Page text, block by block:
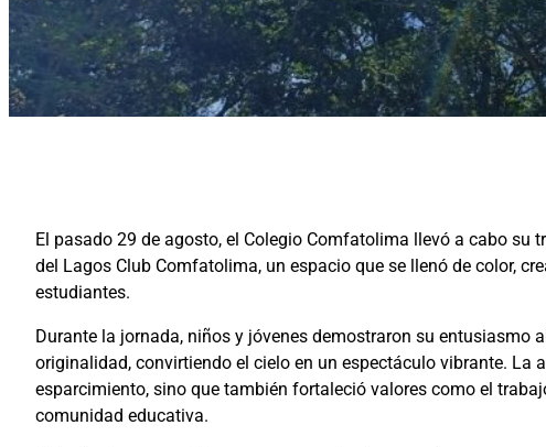
El pasado 29 de agosto, el Colegio Comfatolima llevó a cabo
del Lagos Club Comfatolima, un espacio que se llenó de color,
estudiantes.
Durante la jornada, niños y jóvenes demostraron su entusiasmo
originalidad, convirtiendo el cielo en un espectáculo vibrante. La
esparcimiento, sino que también fortaleció valores como el
comunidad educativa.